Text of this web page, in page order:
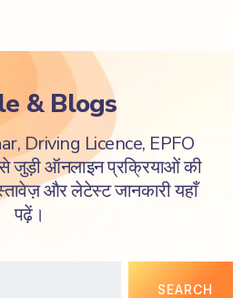
& Blogs
Driving Licence, EPFO
जुड़ी ऑनलाइन प्रक्रियाओं की
और लेटेस्ट जानकारी यहाँ
पढ़ें।
SEARCH